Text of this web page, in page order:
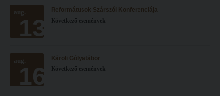
Tanulva tanítani
Innováció a pedagógushivatásban
Művészet határok nélkül
PedKaszt – Bethlen-pályázat
ESEMÉNYEK
Kárpátok alatt
Simonyi-verseny
Psallite énekverseny
aug.
13
Reformátusok Szárszói Konferenciája
Következő események
aug.
16
Károli Gólyatábor
Következő események